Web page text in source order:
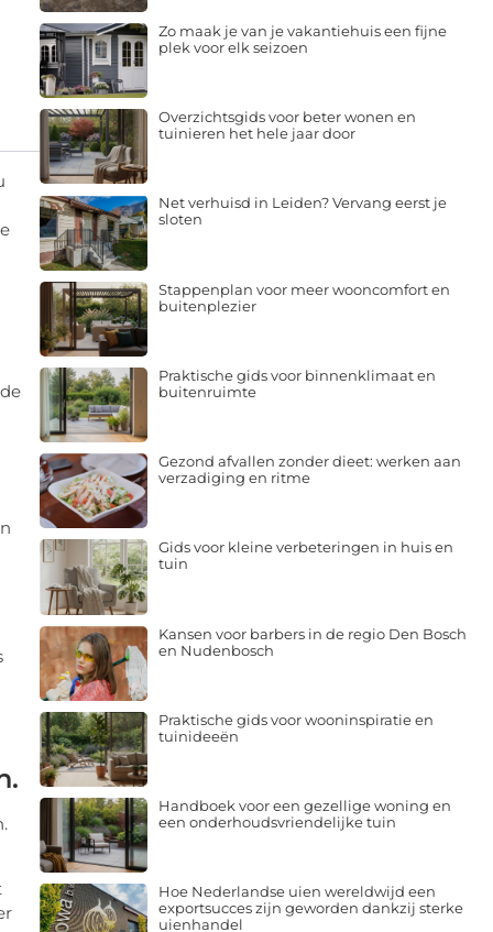
Zo maak je van je vakantiehuis een fijne
plek voor elk seizoen
Overzichtsgids voor beter wonen en
tuinieren het hele jaar door
Net verhuisd in Leiden? Vervang eerst je
sloten
Stappenplan voor meer wooncomfort en
buitenplezier
Praktische gids voor binnenklimaat en
buitenruimte
Gezond afvallen zonder dieet: werken aan
verzadiging en ritme
Gids voor kleine verbeteringen in huis en
tuin
Kansen voor barbers in de regio Den Bosch
en Nudenbosch
Praktische gids voor wooninspiratie en
tuinideeën
Handboek voor een gezellige woning en
een onderhoudsvriendelijke tuin
Hoe Nederlandse uien wereldwijd een
exportsucces zijn geworden dankzij sterke
uienhandel